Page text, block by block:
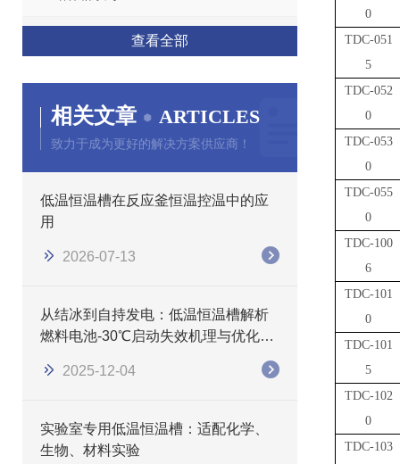
查看全部
相关文章 ARTICLES
致力于成为更好的解决方案供应商！
低温恒温槽在反应釜恒温控温中的应
用
2026-07-13
从结冰到自持发电：低温恒温槽解析
燃料电池-30℃启动失效机理与优化路
2025-12-04
实验室专用低温恒温槽：适配化学、
生物、材料实验
0
TDC-051
5
TDC-052
0
TDC-053
0
TDC-055
0
TDC-100
6
TDC-101
0
TDC-101
5
TDC-102
0
TDC-103